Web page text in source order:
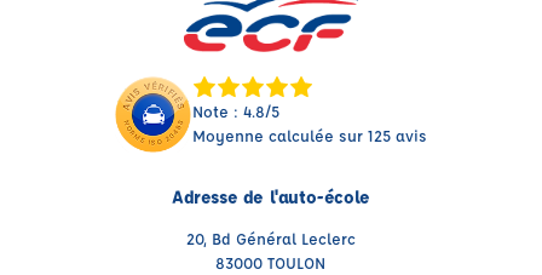
Note : 4.8/5
Moyenne calculée sur 125 avis
Adresse de l'auto-école
20, Bd Général Leclerc
83000 TOULON